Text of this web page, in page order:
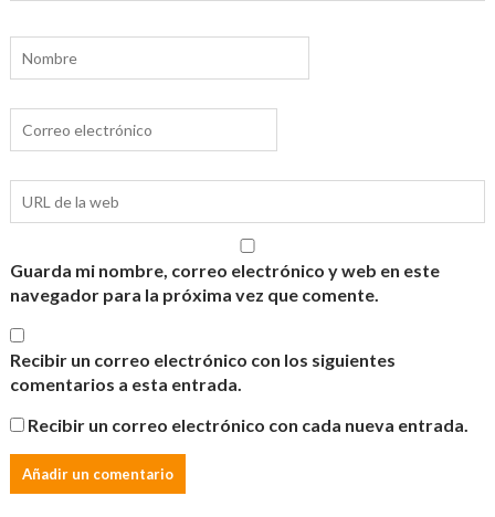
Guarda mi nombre, correo electrónico y web en este
navegador para la próxima vez que comente.
Recibir un correo electrónico con los siguientes
comentarios a esta entrada.
Recibir un correo electrónico con cada nueva entrada.